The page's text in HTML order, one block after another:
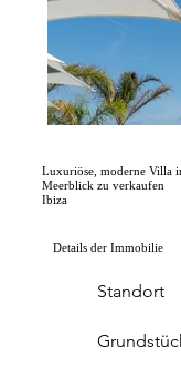
Luxuriöse, moderne Villa
Meerblick zu verkaufen
Ibiza
Details der Immobilie
Standort